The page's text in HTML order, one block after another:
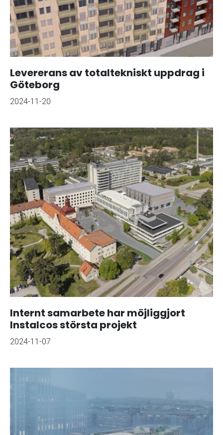
Levererans av totaltekniskt uppdrag i
Göteborg
2024-11-20
Internt samarbete har möjliggjort
Instalcos största projekt
2024-11-07